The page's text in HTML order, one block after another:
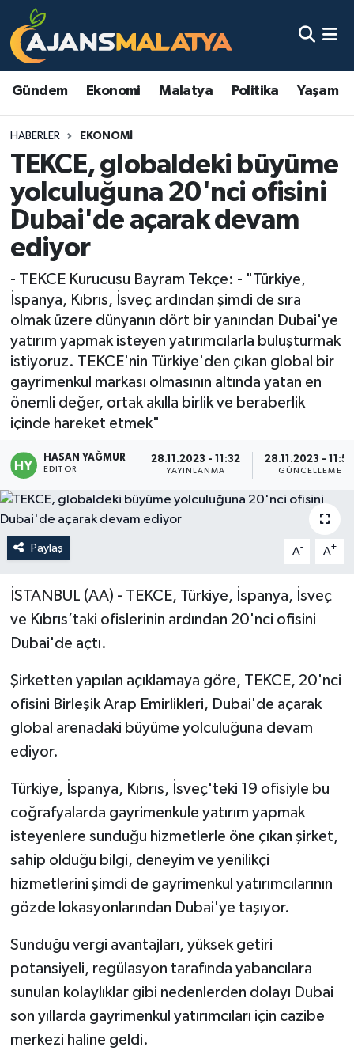
Gündem Ekonomi Malatya Politika Yaşam
HABERLER EKONOMI
TEKCE, globaldeki büyüme
yolculuğuna 20'nci ofisini
Dubai'de açarak devam
ediyor
- TEKCE Kurucusu Bayram Tekçe: - "Türkiye,
İspanya, Kıbrıs, İsveç ardından şimdi de sıra
olmak üzere dünyanın dört bir yanından Dubai'ye
yatırım yapmak isteyen yatırımcılarla buluşturmak
istiyoruz. TEKCE'nin Türkiye'den çıkan global bir
gayrimenkul markası olmasının altında yatan en
önemli değer, ortak akılla birlik ve beraberlik
içinde hareket etmek"
HASAN YAĞMUR
EDITÖR
28.11.2023 - 11:32
YAYINLANMA
28.11.2023 -
GÜNCELLEME
Paylaş A- A+
İSTANBUL (AA) - TEKCE, Türkiye, İspanya, İsveç
ve Kıbrıs’taki ofislerinin ardından 20'nci ofisini
Dubai'de açtı.
Şirketten yapılan açıklamaya göre, TEKCE, 20'nci
ofisini Birleşik Arap Emirlikleri, Dubai'de açarak
global arenadaki büyüme yolculuğuna devam
ediyor.
Türkiye, İspanya, Kıbrıs, İsveç'teki 19 ofisiyle bu
coğrafyalarda gayrimenkule yatırım yapmak
isteyenlere sunduğu hizmetlerle öne çıkan şirket,
sahip olduğu bilgi, deneyim ve yenilikçi
hizmetlerini şimdi de gayrimenkul yatırımcılarının
gözde lokasyonlarından Dubai'ye taşıyor.
Sunduğu vergi avantajları, yüksek getiri
potansiyeli, regülasyon tarafında yabancılara
sunulan kolaylıklar gibi nedenlerden dolayı Dubai
son yıllarda gayrimenkul yatırımcıları için cazibe
merkezi haline geldi.
Asayiş
Eğitim
Ekonomi
Gündem
Kadın
Kültür & Sanat
Magazin
Politika
Sağlık
Spor
Teknoloji
Yaşam
Malatya Nöbetçi Eczaneler
Malatya Namaz Vakitleri
Malatya Trafik Yoğunluk Haritası
TFF 3.Lig 2.Grup Puan Durumu ve Fikstür
Tüm Manşetler
Son Dakika Haberleri
Haber Arşivi